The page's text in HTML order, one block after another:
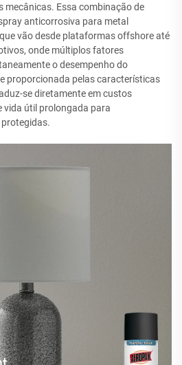
mecânicas. Essa combinação de
anticorrosiva para metal
vão desde plataformas offshore até
onde múltiplos fatores
o desempenho do
proporcionada pelas características
se diretamente em custos
vida útil prolongada para